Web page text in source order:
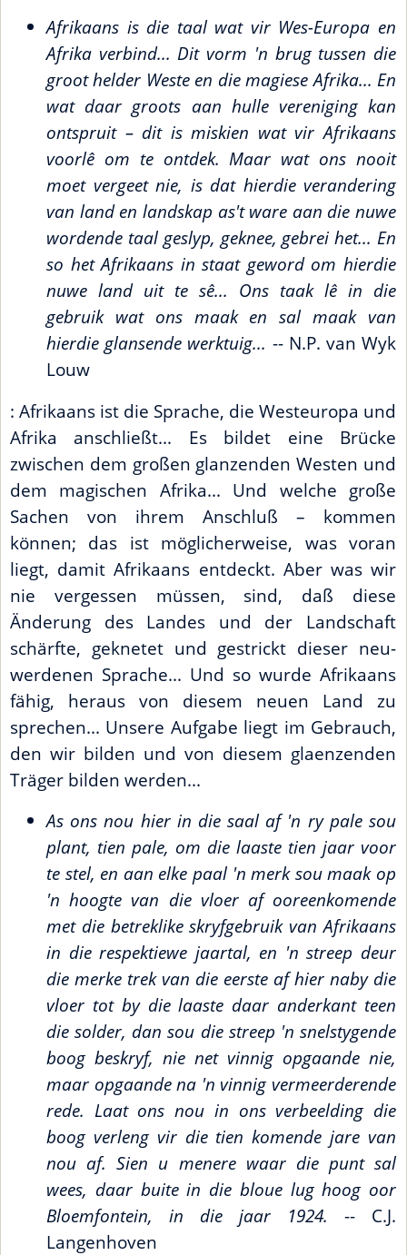
Afrikaans is die taal wat vir Wes-Europa en
Afrika verbind... Dit vorm 'n brug tussen die
groot helder Weste en die magiese Afrika... En
wat daar groots aan hulle vereniging kan
ontspruit – dit is miskien wat vir Afrikaans
voorlê om te ontdek. Maar wat ons nooit
moet vergeet nie, is dat hierdie verandering
van land en landskap as't ware aan die nuwe
wordende taal geslyp, geknee, gebrei het... En
so het Afrikaans in staat geword om hierdie
nuwe land uit te sê... Ons taak lê in die
gebruik wat ons maak en sal maak van
hierdie glansende werktuig... -- N.P. van Wyk
Louw
: Afrikaans ist die Sprache, die Westeuropa und
Afrika anschließt... Es bildet eine Brücke
zwischen dem großen glanzenden Westen und
dem magischen Afrika... Und welche große
Sachen von ihrem Anschluß – kommen
können; das ist möglicherweise, was voran
liegt, damit Afrikaans entdeckt. Aber was wir
nie vergessen müssen, sind, daß diese
Änderung des Landes und der Landschaft
schärfte, geknetet und gestrickt dieser neu-
werdenen Sprache... Und so wurde Afrikaans
fähig, heraus von diesem neuen Land zu
sprechen... Unsere Aufgabe liegt im Gebrauch,
den wir bilden und von diesem glaenzenden
Träger bilden werden...
As ons nou hier in die saal af 'n ry pale sou
plant, tien pale, om die laaste tien jaar voor
te stel, en aan elke paal 'n merk sou maak op
'n hoogte van die vloer af ooreenkomende
met die betreklike skryfgebruik van Afrikaans
in die respektiewe jaartal, en 'n streep deur
die merke trek van die eerste af hier naby die
vloer tot by die laaste daar anderkant teen
die solder, dan sou die streep 'n snelstygende
boog beskryf, nie net vinnig opgaande nie,
maar opgaande na 'n vinnig vermeerderende
rede. Laat ons nou in ons verbeelding die
boog verleng vir die tien komende jare van
nou af. Sien u menere waar die punt sal
wees, daar buite in die bloue lug hoog oor
Bloemfontein, in die jaar 1924. -- C.J.
Langenhoven